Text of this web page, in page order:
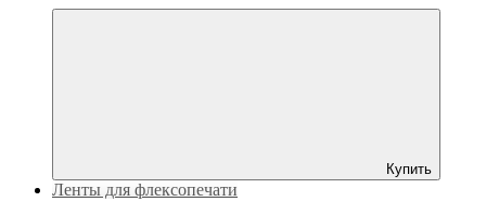
Купить
Ленты для флексопечати